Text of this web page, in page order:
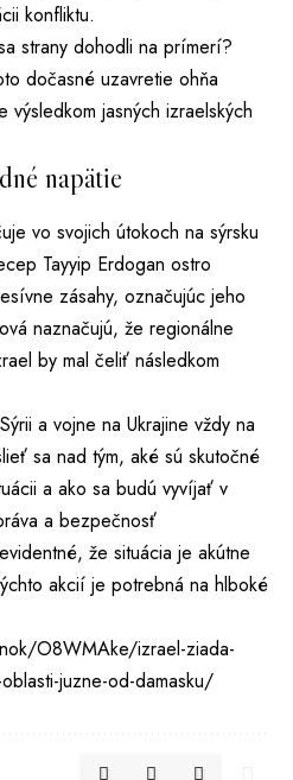
konfliktu.
strany dohodli na prímerí?
dočasné uzavretie ohňa
výsledkom jasných izraelských
napätie
vo svojich útokoch na sýrsku
Tayyip Erdogan ostro
zásahy, označujúc jeho
naznačujú, že regionálne
by mal čeliť následkom
a vojne na Ukrajine vždy na
sa nad tým, aké sú skutočné
a ako sa budú vyvíjať v
a bezpečnosť
že situácia je akútne
akcií je potrebná na hlboké
O8WMAke/izrael-ziada-
juzne-od-damasku/